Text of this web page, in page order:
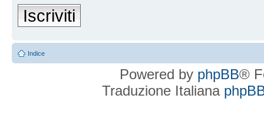
Iscriviti
Indice
Powered by phpBB®
Traduzione Italiana